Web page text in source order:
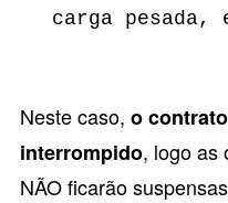
carga pesada,
Neste caso, o
interrompido, logo as
NÃO ficarão